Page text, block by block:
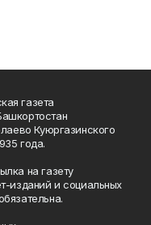
газета
Куюргазинского
года.
на газету
изданий и социальных